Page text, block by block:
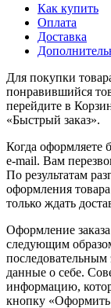
Как купить
Оплата
Доставка
Для покупки
понравившийся
перейдите в
«Быстрый заказ».
Когда
e-mail. Вам
По результатам
оформления
только ждать
Оформление
следующим
последовательным
данные о себе.
информацию,
кнопку «Оформить